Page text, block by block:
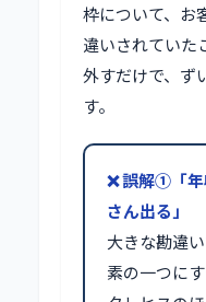
枠について、お
違いされていた
外すだけで、ず
す。
❌ 誤解①「
さん出る」
大きな勘違
素の一つに